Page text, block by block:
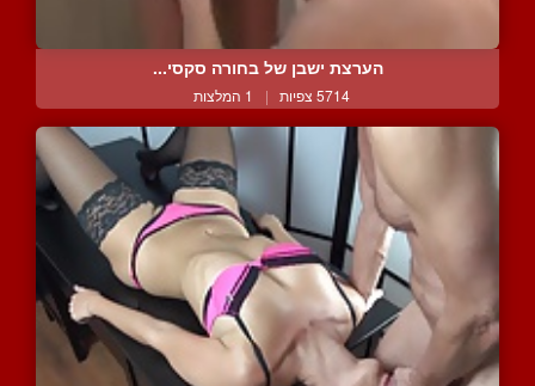
הערצת ישבן של בחורה סקסי...
5714 צפיות | 1 המלצות